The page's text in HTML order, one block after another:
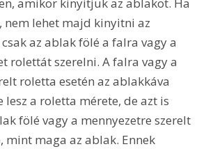
amikor kinyitjuk az ablakot. Ha
nem lehet majd kinyitni az
az ablak fölé a falra vagy a
rolettát szerelni. A falra vagy a
roletta esetén az ablakkáva
lesz a roletta mérete, de azt is
fölé vagy a mennyezetre szerelt
mint maga az ablak. Ennek